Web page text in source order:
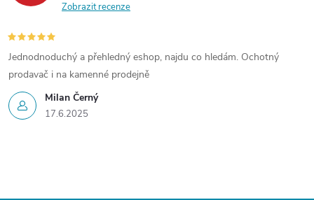
Zobrazit recenze
Milan Černý
17.6.2025
Jednodnoduchý a přehledný eshop, najdu co hledám. Ochotný
prodavač i na kamenné prodejně